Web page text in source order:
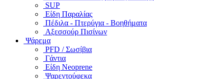
SUP
Είδη Παραλίας
Πέδιλα - Πτερύγια - Βοηθήματα
Αξεσσούρ Πισίνων
Ψάρεμα
PFD / Σωσίβια
Γάντια
Είδη Neoprene
Ψαρεντούφεκα